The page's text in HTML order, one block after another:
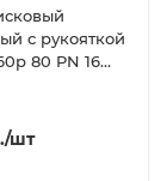
с рукояткой
80 PN 16
/шт